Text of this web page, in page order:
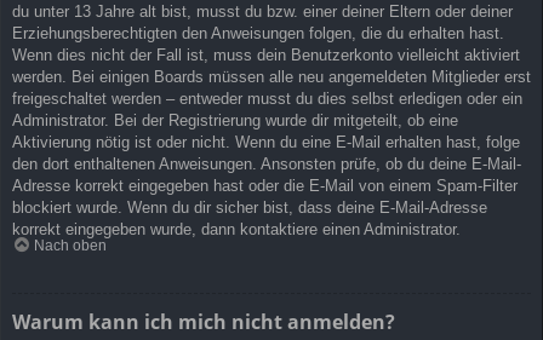
du unter 13 Jahre alt bist, musst du bzw. einer deiner Eltern oder deiner
Erziehungsberechtigten den Anweisungen folgen, die du erhalten hast.
Wenn dies nicht der Fall ist, muss dein Benutzerkonto vielleicht aktiviert
werden. Bei einigen Boards müssen alle neu angemeldeten Mitglieder erst
freigeschaltet werden – entweder musst du dies selbst erledigen oder ein
Administrator. Bei der Registrierung wurde dir mitgeteilt, ob eine
Aktivierung nötig ist oder nicht. Wenn du eine E-Mail erhalten hast, folge
den dort enthaltenen Anweisungen. Ansonsten prüfe, ob du deine E-Mail-
Adresse korrekt eingegeben hast oder die E-Mail von einem Spam-Filter
blockiert wurde. Wenn du dir sicher bist, dass deine E-Mail-Adresse
korrekt eingegeben wurde, dann kontaktiere einen Administrator.
Nach oben
Warum kann ich mich nicht anmelden?